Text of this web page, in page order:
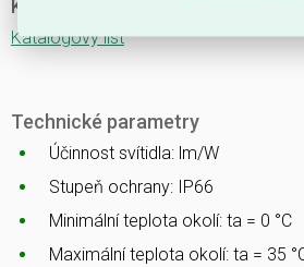
Ke stažení
Katalogový list
Technické parametry
Účinnost svítidla: lm/W
Stupeň ochrany: IP66
Minimální teplota okolí: ta = 0 °C
Maximální teplota okolí: ta = 35